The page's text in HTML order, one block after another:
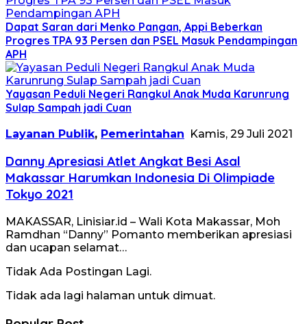
Dapat Saran dari Menko Pangan, Appi Beberkan
Progres TPA 93 Persen dan PSEL Masuk Pendampingan
APH
Yayasan Peduli Negeri Rangkul Anak Muda Karunrung
Sulap Sampah jadi Cuan
Layanan Publik, Pemerintahan Kamis, 29 Juli 2021
Danny Apresiasi Atlet Angkat Besi Asal
Makassar Harumkan Indonesia Di Olimpiade
Tokyo 2021
MAKASSAR, Linisiar.id – Wali Kota Makassar, Moh
Ramdhan “Danny” Pomanto memberikan apresiasi
dan ucapan selamat…
Tidak Ada Postingan Lagi.
Tidak ada lagi halaman untuk dimuat.